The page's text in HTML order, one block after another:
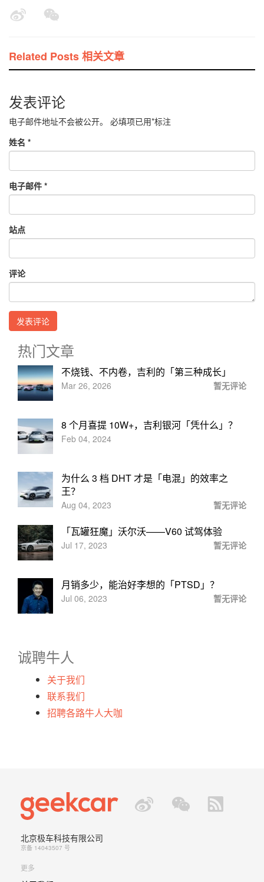
Related Posts 相关文章
发表评论
电子邮件地址不会被公开。 必填项已用*标注
姓名 *
电子邮件 *
站点
评论
热门文章
不烧钱、不内卷，吉利的「第三种成长」
Mar 26, 2026 暂无评论
8 个月喜提 10W+，吉利银河「凭什么」？
Feb 04, 2024
为什么 3 档 DHT 才是「电混」的效率之
王？
Aug 04, 2023 暂无评论
「瓦罐狂魔」沃尔沃——V60 试驾体验
Jul 17, 2023 暂无评论
月销多少，能治好李想的「PTSD」？
Jul 06, 2023 暂无评论
诚聘牛人
关于我们
联系我们
招聘各路牛人大咖
北京极车科技有限公司
京备 14043507 号
更多